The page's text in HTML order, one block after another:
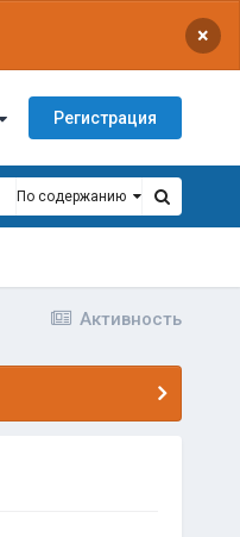
×
Регистрация
По содержанию
Активность